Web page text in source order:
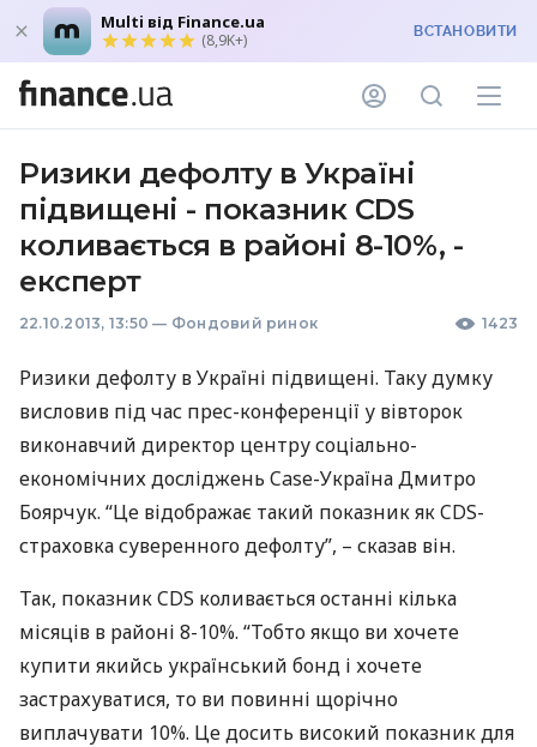
Multi від Finance.ua
(8,9K+) ВСТАНОВИТИ
Ризики дефолту в Україні
підвищені - показник CDS
коливається в районі 8-10%, -
експерт
22.10.2013, 13:50 — Фондовий ринок 1423
Ризики дефолту в Україні підвищені. Таку думку
висловив під час прес-конференції у вівторок
виконавчий директор центру соціально-
економічних досліджень Case-Україна Дмитро
Боярчук. “Це відображає такий показник якCDS-
страховка суверенного дефолту”, – сказав він.
Так, показникCDS коливається останні кілька
місяців в районі 8-10%. “Тобто якщо ви хочете
купити якийсь український бонд і хочете
застрахуватися, то ви повинні щорічно
виплачувати 10%. Це досить високий показник для